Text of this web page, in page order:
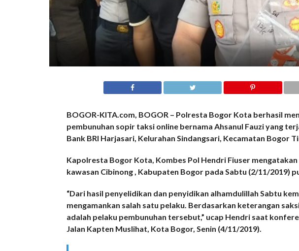
BOGOR-KITA.com, BOGOR – Polresta Bogor Kota berhasil
pembunuhan sopir taksi online bernama Ahsanul Fauzi yang
Bank BRI Harjasari, Kelurahan Sindangsari, Kecamatan Bogor
Kapolresta Bogor Kota, Kombes Pol Hendri Fiuser
kawasan Cibinong , Kabupaten Bogor pada Sabtu (2/11/2019)
“Dari hasil penyelidikan dan penyidikan alhamdulillah Sabtu
mengamankan salah satu pelaku. Berdasarkan keterangan
adalah pelaku pembunuhan tersebut,” ucap Hendri saat
Jalan Kapten Muslihat, Kota Bogor, Senin (4/11/2019).